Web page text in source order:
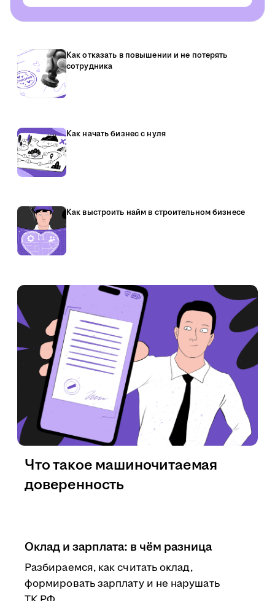
Как отказать в повышении и не потерять
сотрудника
Как начать бизнес с нуля
Как выстроить найм в строительном бизнесе
Оклад и зарплата: в чём разница
Разбираемся, как считать оклад,
формировать зарплату и не нарушать
Что такое машиночитаемая
доверенность